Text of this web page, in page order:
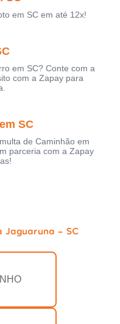
em SC em até 12x!
em SC? Conte com a
com a Zapay para
SC
de Caminhão em
parceria com a Zapay
Jaguaruna - SC